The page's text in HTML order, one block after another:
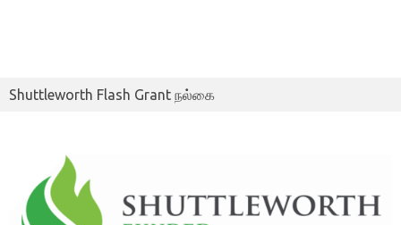
Shuttleworth Flash Grant நல்கை